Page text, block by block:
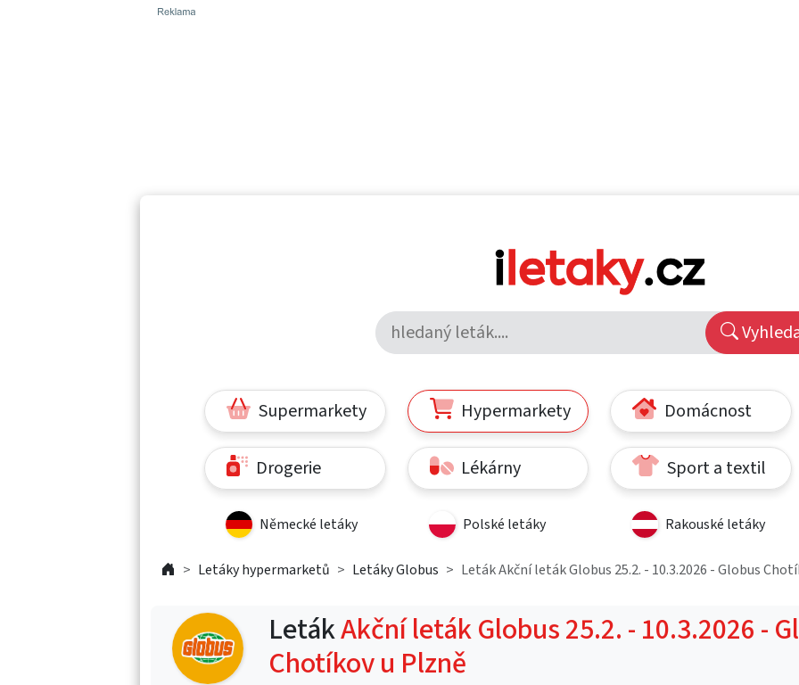
Supermarkety Hypermarkety Domácnost
Drogerie Lékárny Sport a textil
Německé letáky Polské letáky Rakouské letáky
Letáky hypermarketů Letáky Globus Leták Akční leták Globus 25.2. - 10.3.2026 - Globus
LetákAkční leták Globus 25.2. - 10.3.2026 -
Chotíkov u Plzně